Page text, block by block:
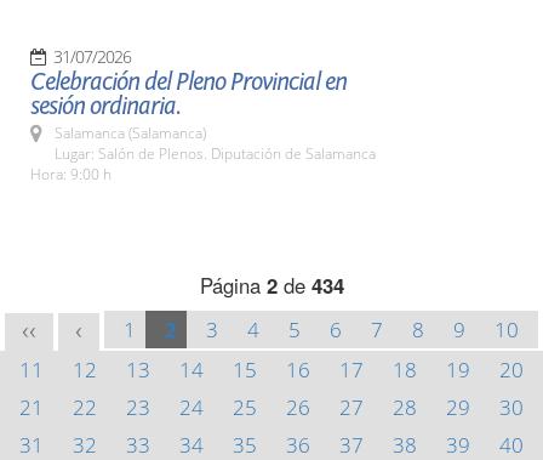
31/07/2026
Celebración del Pleno Provincial en
sesión ordinaria.
Salamanca (Salamanca)
Lugar: Salón de Plenos. Diputación de Salamanca
Hora: 9:00 h
Página 2de 434
<< < 1 2 3 4 5 6 7 8 9
10
11
12 13 14 15 16 17 18 19
20
21
22 23 24 25 26 27 28 29
30
31
32 33 34 35 36 37 38 39
40